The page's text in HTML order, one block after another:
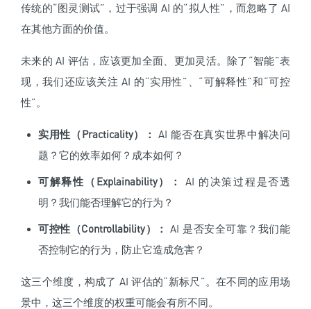
传统的“图灵测试”，过于强调 AI 的“拟人性”，而忽略了 AI
在其他方面的价值。
未来的 AI 评估，应该更加全面、更加灵活。除了“智能”表
现，我们还应该关注 AI 的“实用性”、“可解释性”和“可控
性”。
实用性（Practicality）：
AI 能否在真实世界中解决问
题？它的效率如何？成本如何？
可解释性（Explainability）：
AI 的决策过程是否透
明？我们能否理解它的行为？
可控性（Controllability）：
AI 是否安全可靠？我们能
否控制它的行为，防止它造成危害？
这三个维度，构成了 AI 评估的“新标尺”。在不同的应用场
景中，这三个维度的权重可能会有所不同。